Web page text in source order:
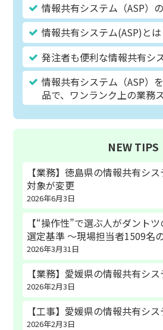
情報共有システム（ASP）
情報共有システム(ASP)とは
発注者も便利な情報共有シ
情報共有システム（ASP）
品で、ワンランク上の業務
NEW TIPS
【業務】徳島県の情報共有シ
対象が変更
2026年6月3日
【“操作性”で選ぶ人がダント
選定基準 〜現場担当者1509名
2026年3月31日
【業務】愛媛県の情報共有シ
2026年2月3日
【工事】愛媛県の情報共有シ
2026年2月3日